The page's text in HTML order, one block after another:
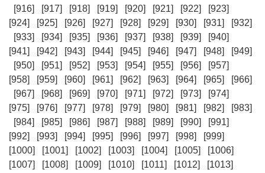
[916] [917] [918] [919] [920] [921] [922]
[923]
[924]
[925] [926] [927] [928] [929] [930] [931]
[932]
[933]
[934] [935] [936] [937] [938] [939]
[940]
[941]
[942] [943] [944] [945] [946] [947] [948]
[949]
[950]
[951] [952] [953] [954] [955] [956]
[957]
[958]
[959] [960] [961] [962] [963] [964] [965]
[966]
[967]
[968] [969] [970] [971] [972] [973]
[974]
[975]
[976] [977] [978] [979] [980] [981] [982]
[983]
[984]
[985] [986] [987] [988] [989] [990]
[991]
[992]
[993] [994] [995] [996] [997] [998]
[999]
[1000]
[1001] [1002] [1003] [1004] [1005]
[1006]
[1007]
[1008] [1009] [1010] [1011] [1012]
[1013]